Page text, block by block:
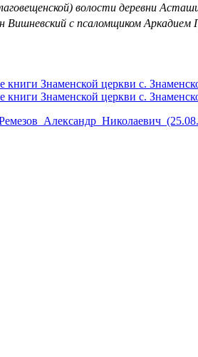
волости деревни
с псаломщиком Аркадием
Знаменской церкви с.
Знаменской церкви с.